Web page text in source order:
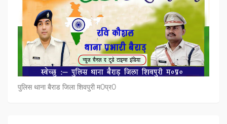
पुलिस थाना बैराड जिला शिवपुरी म0प्र0